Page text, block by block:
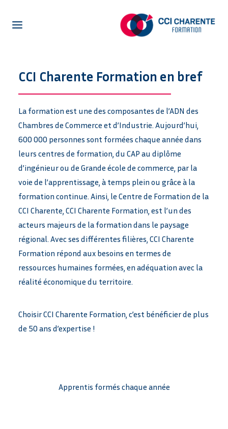
LA FORMATION EN ALTERNANCE
LA FORMATION POUR ADULTES
CENTRE D’ETUDE DE LANGUES
ENTREPRISES
PRÉ-INSCRIPTION
OFFRES EN ALTERNANCE
NETYPAREO
CCI Charente Formation en bref
La formation est une des composantes de l’ADN des
Chambres de Commerce et d’Industrie. Aujourd’hui,
600 000 personnes sont formées chaque année dans
leurs centres de formation, du CAP au diplôme
d’ingénieur ou de Grande école de commerce, par la
voie de l’apprentissage, à temps plein ou grâce à la
formation continue. Ainsi, le Centre de Formation de la
CCI Charente, CCI Charente Formation, est l’un des
acteurs majeurs de la formation dans le paysage
régional. Avec ses différentes filières, CCI Charente
Formation répond aux besoins en termes de
ressources humaines formées, en adéquation avec la
réalité économique du territoire.
Choisir CCI Charente Formation, c’est bénéficier de plus
de 50 ans d’expertise !
Apprentis formés chaque année